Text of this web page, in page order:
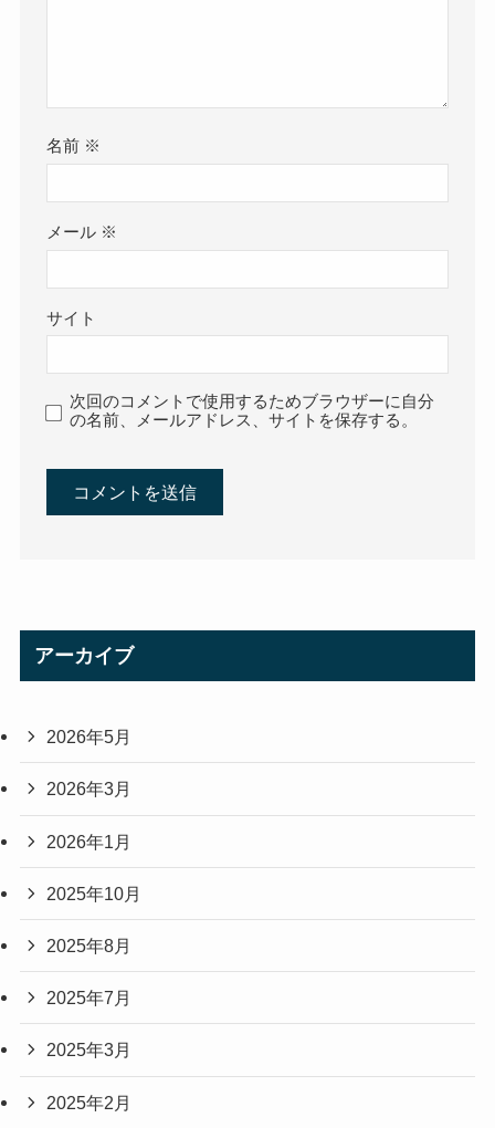
名前 ※
メール ※
サイト
次回のコメントで使用するためブラウザーに自分
の名前、メールアドレス、サイトを保存する。
アーカイブ
2026年5月
2026年3月
2026年1月
2025年10月
2025年8月
2025年7月
2025年3月
2025年2月